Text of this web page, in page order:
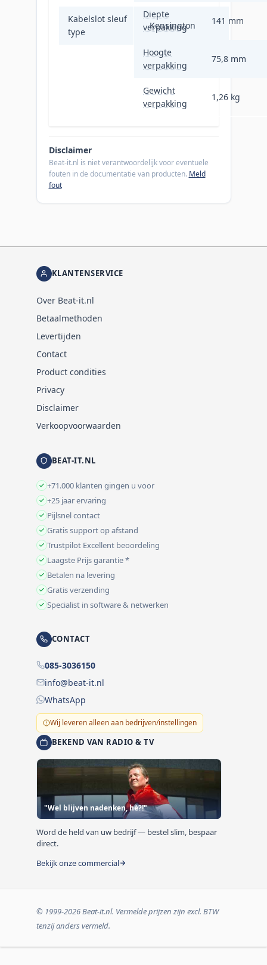
Kabelslot sleuf
type
Kensington
Diepte
verpakking
141 mm
Hoogte
verpakking
75,8 mm
Gewicht
verpakking
1,26 kg
Disclaimer
Beat-it.nl is niet verantwoordelijk voor eventuele
fouten in de documentatie van producten. Meld
fout
KLANTENSERVICE
Over Beat-it.nl
Betaalmethoden
Levertijden
Contact
Product condities
Privacy
Disclaimer
Verkoopvoorwaarden
BEAT-IT.NL
+71.000 klanten gingen u voor
+25 jaar ervaring
Pijlsnel contact
Gratis support op afstand
Trustpilot Excellent beoordeling
Laagste Prijs garantie *
Betalen na levering
Gratis verzending
Specialist in software & netwerken
CONTACT
085-3036150
info@beat-it.nl
WhatsApp
Wij leveren alleen aan bedrijven/instellingen
BEKEND VAN RADIO & TV
"Wel blijven nadenken, hè?!"
Word de held van uw bedrijf — bestel slim, bespaar
direct.
Bekijk onze commercial
© 1999-2026 Beat-it.nl. Vermelde prijzen zijn excl. BTW
tenzij anders vermeld.